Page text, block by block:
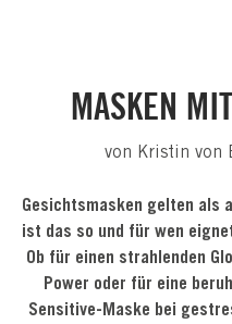
MASKEN
von Kristin von
Gesichtsmasken gelten als
ist das so und für wen
Ob für einen strahlenden
Power oder für eine
Sensitive-Maske bei